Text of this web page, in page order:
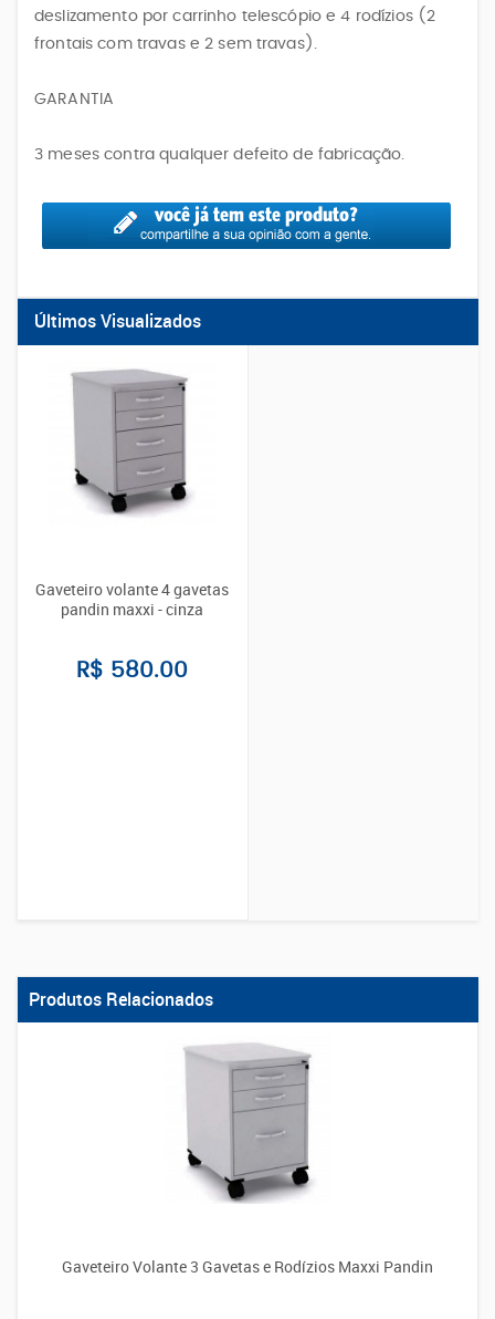
deslizamento por carrinho telescópio e 4 rodízios (2
frontais com travas e 2 sem travas).
GARANTIA
3 meses contra qualquer defeito de fabricação.
Últimos Visualizados
Gaveteiro volante 4 gavetas
pandin maxxi - cinza
R$ 580.00
Produtos Relacionados
Gaveteiro Volante 3 Gavetas e Rodízios Maxxi Pandin